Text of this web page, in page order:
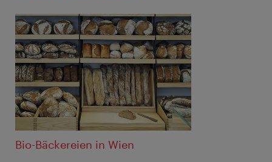
Bio-Bäckereien in Wien